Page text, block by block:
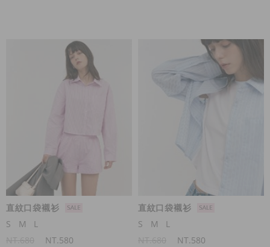
直紋口袋襯衫
S
M
L
NT.580
直紋口袋襯衫
S
M
L
NT.580